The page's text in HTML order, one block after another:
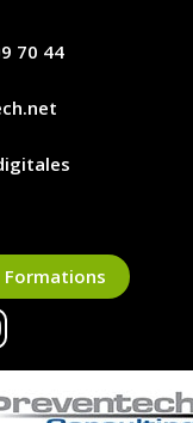
70 44
Formations